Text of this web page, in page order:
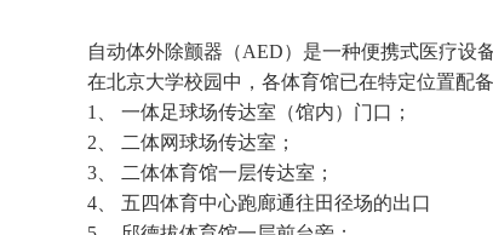
自动体外除颤器（AED）是一种便携式医疗设
在北京大学校园中，各体育馆已在特定位置配备
1、 一体足球场传达室（馆内）门口；
2、 二体网球场传达室；
3、 二体体育馆一层传达室；
4、 五四体育中心跑廊通往田径场的出口